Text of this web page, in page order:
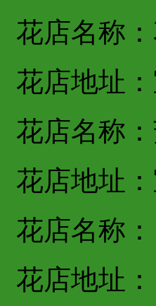
花店名称
花店地址
花店名称
花店地址
花店名称：
花店地址：